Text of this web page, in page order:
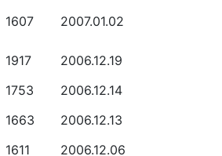
1607 2007.01.02
1917
2006.12.19
1753
2006.12.14
1663
2006.12.13
1611
2006.12.06